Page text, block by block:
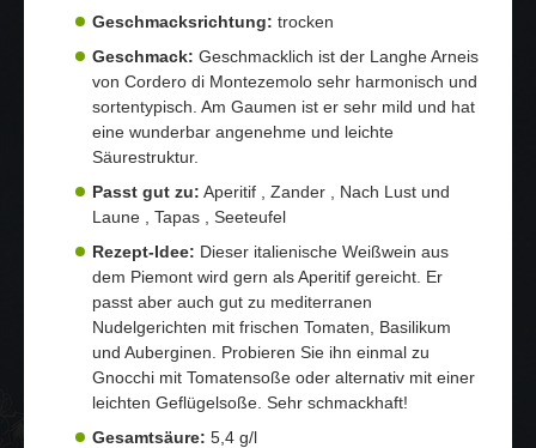
Geschmacksrichtung: trocken
Geschmack: Geschmacklich ist der Langhe Arneis
von Cordero di Montezemolo sehr harmonisch und
sortentypisch. Am Gaumen ist er sehr mild und hat
eine wunderbar angenehme und leichte
Säurestruktur.
Passt gut zu: Aperitif , Zander , Nach Lust und
Laune , Tapas , Seeteufel
Rezept-Idee: Dieser italienische Weißwein aus
dem Piemont wird gern als Aperitif gereicht. Er
passt aber auch gut zu mediterranen
Nudelgerichten mit frischen Tomaten, Basilikum
und Auberginen. Probieren Sie ihn einmal zu
Gnocchi mit Tomatensoße oder alternativ mit einer
leichten Geflügelsoße. Sehr schmackhaft!
Gesamtsäure: 5,4 g/l